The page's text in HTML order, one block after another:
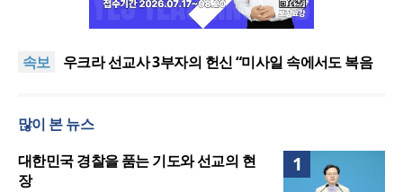
속보
[최원호 목사의 영혼의 양식 63] 말씀은 같은데 왜 열
우크라 선교사 3부자의 헌신 “미사일 속에서도 복음
강력 반발
[최원호 목사의 영혼의 양식 63] 말씀은 같은데 왜 열
美 이민구금센터에 억류됐던 한인 목회자 석방돼
많이 본 뉴스
1
대한민국 경찰을 품는 기도와 선교의 현
장